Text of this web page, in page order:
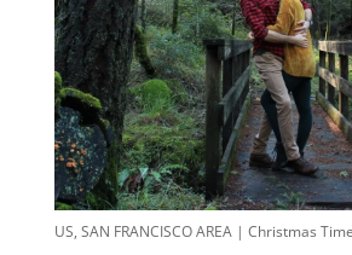
US, SAN FRANCISCO AREA | Christmas